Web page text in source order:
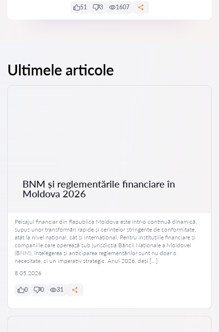
51 3 1607
Ultimele articole
BNM și reglementările financiare în
Moldova 2026
Peisajul financiar din Republica Moldova este într-o continuă dinamică,
supus unor transformări rapide și cerințelor stringente de conformitate,
atât la nivel național, cât și internațional. Pentru instituțiile financiare și
companiile care operează sub jurisdicția Băncii Naționale a Moldovei
(BNM), înțelegerea și anticiparea reglementărilor sunt nu doar o
necesitate, ci un imperativ strategic. Anul 2026, deși […]
8.05.2026
0 0 31